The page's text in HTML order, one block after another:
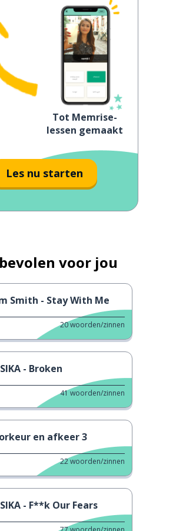
Tot Memrise-
lessen gemaakt
Les nu starten
voor jou
Smith - Stay With Me
20woorden/zinnen
- Broken
41woorden/zinnen
en afkeer 3
22woorden/zinnen
- F**k Our Fears